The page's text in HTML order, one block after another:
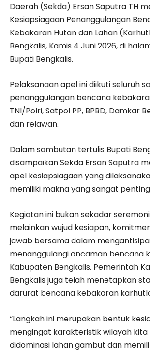
Daerah (Sekda) Ersan Saputra TH
Kesiapsiagaan Penanggulangan
Kebakaran Hutan dan Lahan
Bengkalis, Kamis 4 Juni 2026, di
Bupati Bengkalis.
Pelaksanaan apel ini diikuti seluruh
penanggulangan bencana
TNI/Polri, Satpol PP, BPBD, Damkar
dan relawan.
Dalam sambutan tertulis Bupati
disampaikan Sekda Ersan Saputra
apel kesiapsiagaan yang
memiliki makna yang sangat
Kegiatan ini bukan sekadar
melainkan wujud kesiapan,
jawab bersama dalam
menanggulangi ancaman bencana
Kabupaten Bengkalis. Pemerintah
Bengkalis juga telah menetapkan
darurat bencana kebakaran
“Langkah ini merupakan bentuk
mengingat karakteristik wilayah kita
didominasi lahan gambut dan